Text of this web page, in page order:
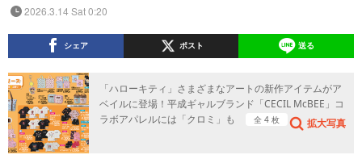
2026.3.14 Sat 0:20
シェア ポスト 送る
「ハローキティ」さまざまなアートの新作アイテムがア
ベイルに登場！平成ギャルブランド「CECIL McBEE」コ
ラボアパレルには「クロミ」も
全 4 枚 拡大写真